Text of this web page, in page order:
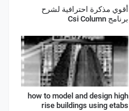
أقوي مذكرة احترافية لشرح
برنامج Csi Column
how to model and design high
rise buildings using etabs